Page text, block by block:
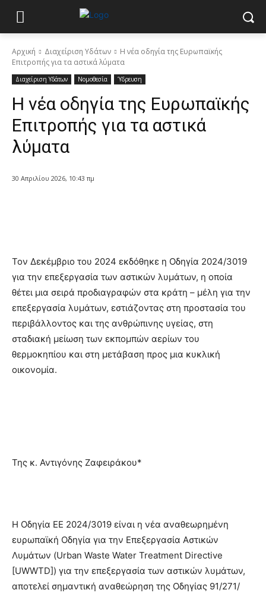
Αρχική Διαχείριση Υδάτων
Η νέα οδηγία της Ευρωπαϊκής
Επιτροπής για τα αστικά λύματα
Διαχείριση Υδάτων Νομοθεσία Ύδρευση
Η νέα οδηγία της Ευρωπαϊκής
Επιτροπής για τα αστικά
λύματα
30 Απριλίου 2026, 10:43 πμ
Τον Δεκέμβριο του 2024 εκδόθηκε η Οδηγία 2024/3019
για την επεξεργασία των αστικών λυμάτων, η οποία
θέτει μια σειρά προδιαγραφών στα κράτη – μέλη για την
επεξεργασία λυμάτων, εστιάζοντας στη προστασία του
περιβάλλοντος και της ανθρώπινης υγείας, στη
σταδιακή μείωση των εκπομπών αερίων του
θερμοκηπίου και στη μετάβαση προς μια κυκλική
οικονομία.
Της κ. Αντιγόνης Ζαφειράκου*
Η Οδηγία ΕΕ 2024/3019 είναι η νέα αναθεωρημένη
ευρωπαϊκή Οδηγία για την Επεξεργασία Αστικών
Λυμάτων (Urban Waste Water Treatment Directive
[UWWTD]) για την επεξεργασία των αστικών λυμάτων,
αποτελεί σημαντική αναθεώρηση της Οδηγίας 91/271/